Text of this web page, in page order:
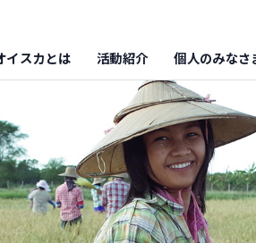
イスカとは 活動紹介 個人のみなさ